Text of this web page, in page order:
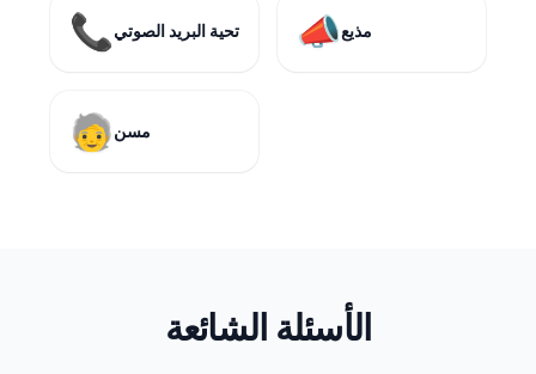
📞 تحية البريد الصوتي 📣مذيع
🧓مسن
الأسئلة الشائعة